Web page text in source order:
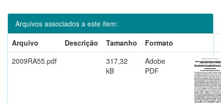
Arquivos associados a este item:
Arquivo
Descrição Tamanho
Formato
2009RA55.pdf
317,32
kB
Adobe
PDF